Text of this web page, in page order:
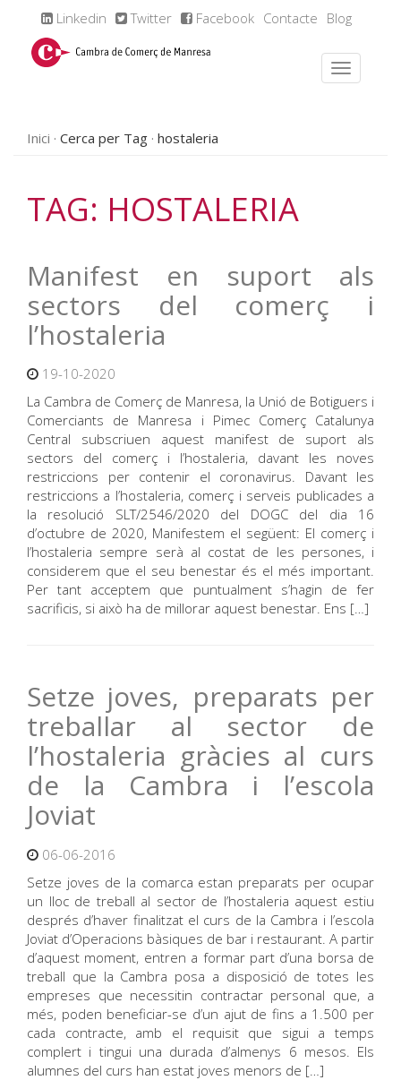
Linkedin Twitter Facebook Contacte Blog
Inici Cerca per Tag hostaleria
TAG: HOSTALERIA
Manifest en suport als
sectors del comerç i
l’hostaleria
19-10-2020
La Cambra de Comerç de Manresa, la Unió de Botiguers i
Comerciants de Manresa i Pimec Comerç Catalunya
Central subscriuen aquest manifest de suport als
sectors del comerç i l’hostaleria, davant les noves
restriccions per contenir el coronavirus. Davant les
restriccions a l’hostaleria, comerç i serveis publicades a
la resolució SLT/2546/2020 del DOGC del dia 16
d’octubre de 2020, Manifestem el següent: El comerç i
l’hostaleria sempre serà al costat de les persones, i
considerem que el seu benestar és el més important.
Per tant acceptem que puntualment s’hagin de fer
sacrificis, si això ha de millorar aquest benestar. Ens […]
Setze joves, preparats per
treballar al sector de
l’hostaleria gràcies al curs
de la Cambra i l’escola
Joviat
06-06-2016
Setze joves de la comarca estan preparats per ocupar
un lloc de treball al sector de l’hostaleria aquest estiu
després d’haver finalitzat el curs de la Cambra i l’escola
Joviat d’Operacions bàsiques de bar i restaurant. A partir
d’aquest moment, entren a formar part d’una borsa de
treball que la Cambra posa a disposició de totes les
empreses que necessitin contractar personal que, a
més, poden beneficiar-se d’un ajut de fins a 1.500 per
cada contracte, amb el requisit que sigui a temps
complert i tingui una durada d’almenys 6 mesos. Els
alumnes del curs han estat joves menors de […]